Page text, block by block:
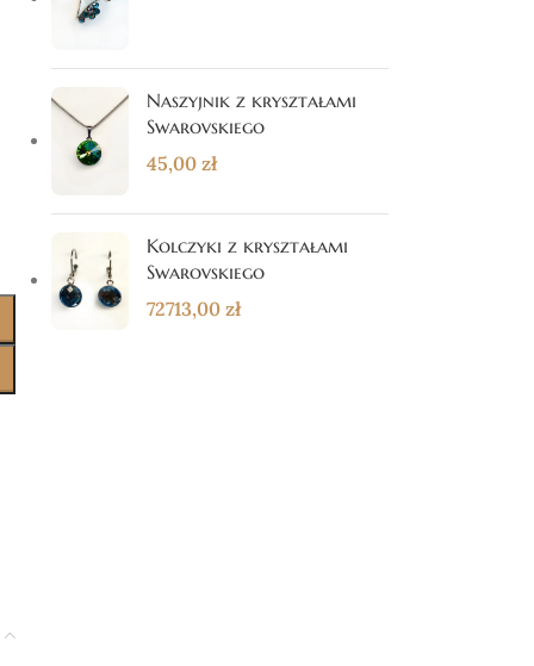
Naszyjnik z kryształami
Swarovskiego
45,00 zł
Kolczyki z kryształami
Swarovskiego
72713,00 zł